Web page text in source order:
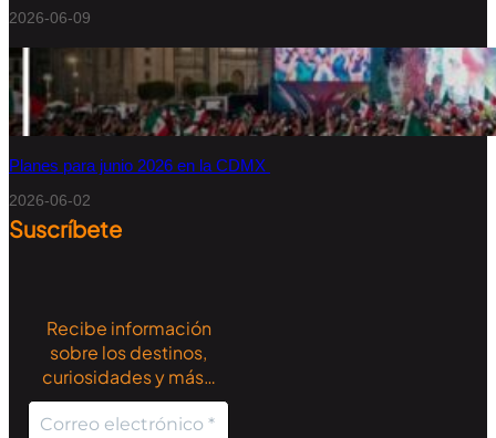
2026-06-09
Planes para junio 2026 en la CDMX
2026-06-02
Suscríbete
Recibe información
sobre los destinos,
curiosidades y más…